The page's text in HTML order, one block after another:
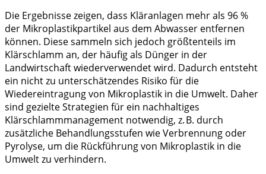
Die Ergebnisse zeigen, dass Kläranlagen mehr als 96 %
der Mikroplastikpartikel aus dem Abwasser entfernen
können. Diese sammeln sich jedoch größtenteils im
Klärschlamm an, der häufig als Dünger in der
Landwirtschaft wiederverwendet wird. Dadurch entsteht
ein nicht zu unterschätzendes Risiko für die
Wiedereintragung von Mikroplastik in die Umwelt. Daher
sind gezielte Strategien für ein nachhaltiges
Klärschlammmanagement notwendig, z. B. durch
zusätzliche Behandlungsstufen wie Verbrennung oder
Pyrolyse, um die Rückführung von Mikroplastik in die
Umwelt zu verhindern.